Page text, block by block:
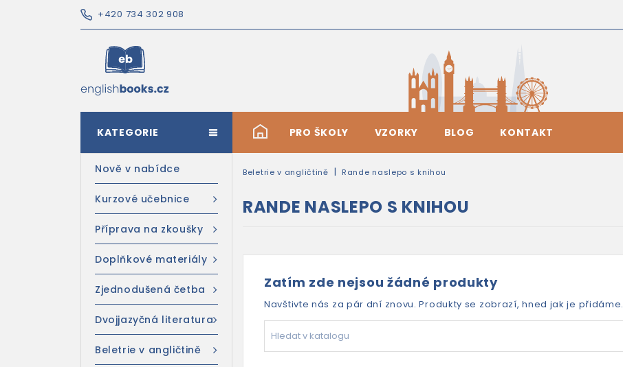
+420 734 302 908
# PRO ŠKOLY VZORKY BLOG KONTAKT
KATEGORIE
Nově v nabídce
Kurzové učebnice
Příprava na zkoušky
Doplňkové materiály
Zjednodušená četba
Dvojjazyčná literatura
Beletrie v angličtině
Beletrie v angličtině Rande naslepo s knihou
RANDE NASLEPO S KNIHOU
Zatím zde nejsou žádné produkty
Navštivte nás za pár dní znovu. Produkty se zobrazí, hned jak je přidáme.